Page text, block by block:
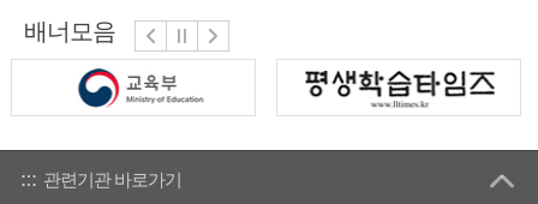
배너모음
관련기관 바로가기